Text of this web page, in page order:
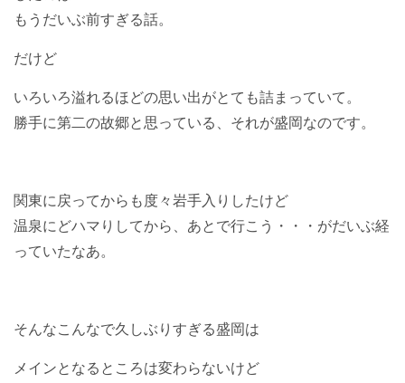
もうだいぶ前すぎる話。
だけど
いろいろ溢れるほどの思い出がとても詰まっていて。
勝手に第二の故郷と思っている、それが盛岡なのです。
関東に戻ってからも度々岩手入りしたけど
温泉にどハマりしてから、あとで行こう・・・がだいぶ経
っていたなあ。
そんなこんなで久しぶりすぎる盛岡は
メインとなるところは変わらないけど